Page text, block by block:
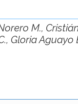
M.,
Gloria Aguayo